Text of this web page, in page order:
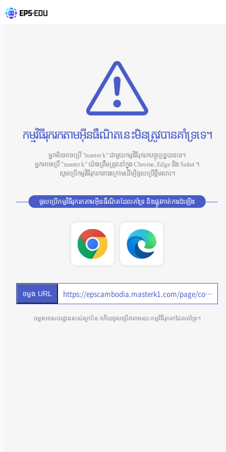
កម្មវិធីរុករកតាមអ៊ីនធឺណិតនេះមិនត្រូវបានគាំទ្រទេ។
អ្នកមិនអាចប្រើ "master k" ជាមួយកម្មវិធីរុករកបច្ចុប្បន្នបានទេ។
អ្នកអាចប្រើ "master k" យ៉ាងត្រឹមត្រូវនៅក្នុង Chrome, Edge និង Safari ។
សូមប្រើកម្មវិធីរុករកខាងក្រោមដើម្បីចូលប្រើខ្លឹមសារ។
ចូលប្រើកម្មវិធីរុករកតាមអ៊ីនធឺណិតដែលគាំទ្រ និងផ្លូវកាត់ការដំឡើង
ចម្លង URL
ចម្លងអាសយដ្ឋានរបស់ស្ថាប័ន ហើយចូលប្រើវាតាមរយៈកម្មវិធីរុករកដែលគាំទ្រ។